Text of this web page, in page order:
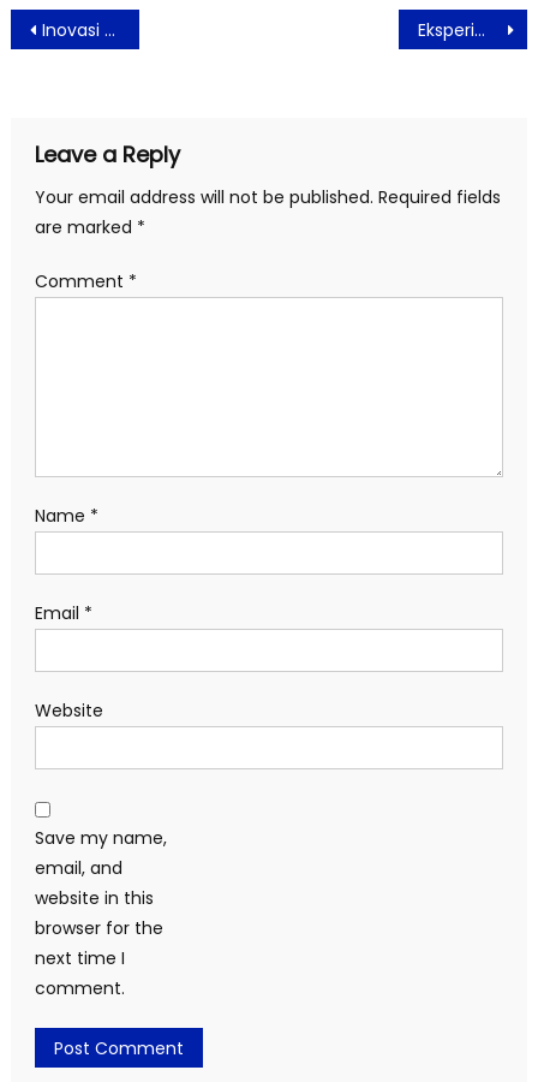
Post
navigation
Inovasi Rimbalife Untuk Anak Muda Mulai Gaya Hidup Sehat Eksperimen Laboratorium Temukan Nanoplastik Ganggu Proses Sel Manusia
Leave a Reply
Your email address will not be published. Required fields
are marked *
Comment *
Name *
Email *
Website
Save my name,
email, and
website in this
browser for the
next time I
comment.